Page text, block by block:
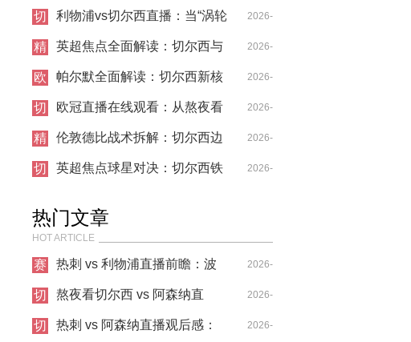
重生密码
对
伪传控与热刺的闪电反击，技
术解码英超双雄的欧战困局
04-29
切
西
他
阵
利物浦vs切尔西直播：当“涡轮
增压”努涅斯遇上“精密仪器”帕
尔默，谁才是真正的X因素？
2026-
04-14
精
集
英超焦点全面解读：切尔西与
热刺的欧战双面镜
2026-
04-28
欧
直
帕尔默全面解读：切尔西新核
如何撕裂热刺防线
2026-
04-29
切
西
敦
欧冠直播在线观看：从熬夜看
球的疯子，到被生活干翻的狗
2026-
04-26
精
集
伦敦德比战术拆解：切尔西边
中结合破局，热刺高位防线存
2026-
04-29
切
对
阵
英超焦点球星对决：切尔西铁
博弈
2026-
热门文章
HOT ARTICLE
赛
前
热刺 vs 利物浦直播前瞻：波
叔的“七伤拳”，能破克洛普
的“重金属”吗？
2026-
04-14
切
西
熬夜看切尔西 vs 阿森纳直
播，这比赛要素也太多了！
2026-
04-20
切
热刺 vs 阿森纳直播观后感： 2026-